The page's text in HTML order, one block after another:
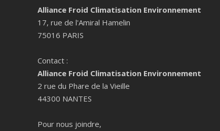
Alliance Froid Climatisation Environnement
17, rue de l'Amiral Hamelin
75016 PARIS
Contact :
Alliance Froid Climatisation Environnement
2 rue du Phare de la Vieille
44300 NANTES
Pour nous joindre,